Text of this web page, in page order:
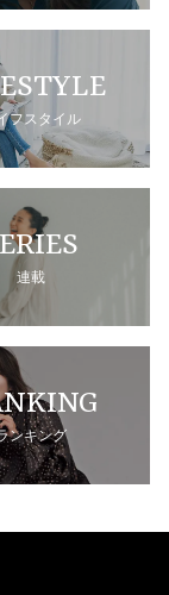
フスタイル
連載
ンキング